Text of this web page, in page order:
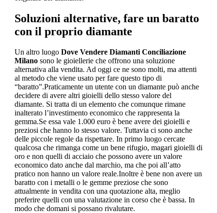
Soluzioni alternative, fare un baratto
con il proprio diamante
Un altro luogo Dove Vendere Diamanti Conciliazione
Milanosono le gioiellerie che offrono una soluzione
alternativa alla vendita. Ad oggi ce ne sono molti, ma attenti
al metodo che viene usato per fare questo tipo di
“baratto”.Praticamente un utente con un diamante può anche
decidere di avere altri gioielli dello stesso valore del
diamante. Si tratta di un elemento che comunque rimane
inalterato l’investimento economico che rappresenta la
gemma.Se essa vale 1.000 euro è bene avere dei gioielli e
preziosi che hanno lo stesso valore. Tuttavia ci sono anche
delle piccole regole da rispettare. In primo luogo cercate
qualcosa che rimanga come un bene rifugio, magari gioielli di
oro e non quelli di acciaio che possono avere un valore
economico dato anche dal marchio, ma che poi all’atto
pratico non hanno un valore reale.Inoltre è bene non avere un
baratto con i metalli o le gemme preziose che sono
attualmente in vendita con una quotazione alta, meglio
preferire quelli con una valutazione in corso che è bassa. In
modo che domani si possano rivalutare.